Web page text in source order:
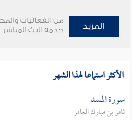
المزيد
من الفعاليات
خدمة البث المباشر
الأكثر استماعا لهذا الشهر
سورة المسد
ثامر بن مبارك العامر